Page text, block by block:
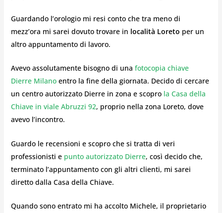
Guardando l’orologio mi resi conto che tra meno di
mezz’ora mi sarei dovuto trovare in località Loreto per un
altro appuntamento di lavoro.
Avevo assolutamente bisogno di una fotocopia chiave
Dierre Milanoentro la fine della giornata. Decido di cercare
un centro autorizzato Dierre in zona e scopro la Casa della
Chiave in viale Abruzzi 92, proprio nella zona Loreto, dove
avevo l’incontro.
Guardo le recensioni e scopro che si tratta di veri
professionisti e punto autorizzato Dierre, così decido che,
terminato l’appuntamento con gli altri clienti, mi sarei
diretto dalla Casa della Chiave.
Quando sono entrato mi ha accolto Michele, il proprietario